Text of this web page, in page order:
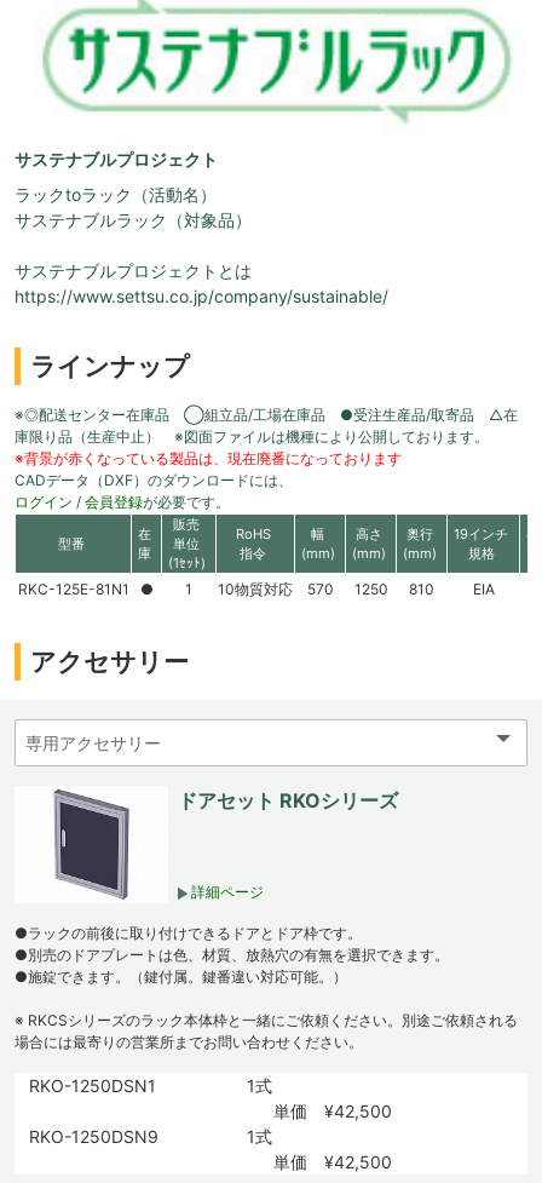
サステナブルプロジェクト
ラックtoラック（活動名）
サステナブルラック（対象品）
サステナブルプロジェクトとは
https://www.settsu.co.jp/company/sustainable/
ラインナップ
※◎配送センター在庫品 ◯組立品/工場在庫品 ●受注生産品/取寄品 △在
庫限り品（生産中止） ※図面ファイルは機種により公開しております。
※背景が赤くなっている製品は、現在廃番になっております
CADデータ（DXF）のダウンロードには、
ログイン / 会員登録が必要です。
型番
在
庫
販売
単位
(1ｾｯﾄ)
RoHS
指令
幅
(mm)
高さ
(mm)
奥行
(mm)
19インチ
規格
有
高
RKC-125E-81N1 ● 1 10物質対応 570 1250 810 EIA
アクセサリー
ドアセット RKOシリーズ
詳細ページ
●ラックの前後に取り付けできるドアとドア枠です。
●別売のドアプレートは色、材質、放熱穴の有無を選択できます。
●施錠できます。（鍵付属。鍵番違い対応可能。）
※ RKCSシリーズのラック本体枠と一緒にご依頼ください。別途ご依頼される
場合には最寄りの営業所までお問い合わせください。
RKO-1250DSN1
1式
単価 ¥42,500
RKO-1250DSN9
1式
単価 ¥42,500